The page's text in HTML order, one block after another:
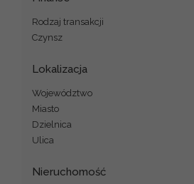
Rodzaj transakcji
Czynsz
Lokalizacja
Województwo
Miasto
Dzielnica
Ulica
Nieruchomość